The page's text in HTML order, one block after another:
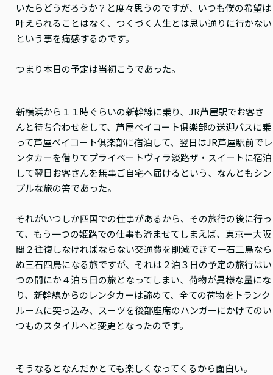
いたらどうだろうか？と度々思うのですが、いつも僕の希望は
叶えられることはなく、つくづく人生とは思い通りに行かない
という事を痛感するのです。
つまり本日の予定は当初こうであった。
新横浜から１１時ぐらいの新幹線に乗り、JR芦屋駅でお客さ
んと待ち合わせをして、芦屋ベイコート俱楽部の送迎バスに乗
って芦屋ベイコート俱楽部に宿泊して、翌日はJR芦屋駅前でレ
ンタカーを借りてプライベートヴィラ淡路ザ・スイートに宿泊
して翌日お客さんを無事ご自宅へ届けるという、なんともシン
プルな旅の筈であった。
それがいつしか四国での仕事があるから、その旅行の後に行っ
て、もう一つの姫路での仕事も済ませてしまえば、東京ー大阪
間２往復しなければならない交通費を削減できて一石二鳥なら
ぬ三石四鳥になる旅ですが、それは２泊３日の予定の旅行はい
つの間にか４泊５日の旅となってしまい、荷物が異様な量にな
り、新幹線からのレンタカーは諦めて、全ての荷物をトランク
ルームに突っ込み、スーツを後部座席のハンガーにかけてのい
つものスタイルへと変更となったのです。
そうなるとなんだかとても楽しくなってくるから面白い。